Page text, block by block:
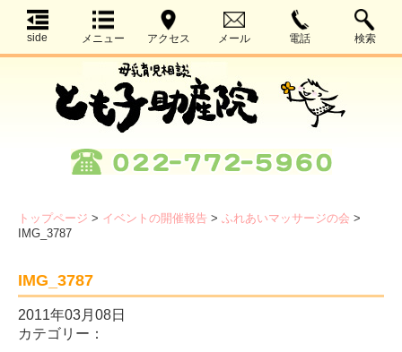
side メニュー アクセス メール 電話 検索
トップページ > イベントの開催報告 > ふれあいマッサージの会 >
IMG_3787
IMG_3787
2011年03月08日
カテゴリー：